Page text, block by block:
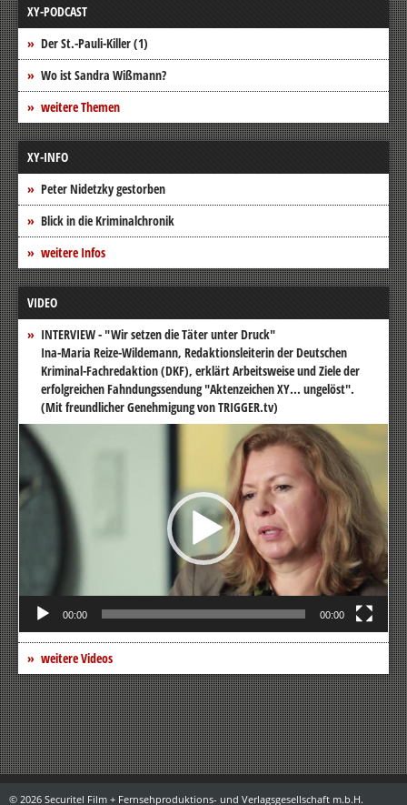
XY-PODCAST
Der St.-Pauli-Killer (1)
Wo ist Sandra Wißmann?
weitere Themen
XY-INFO
Peter Nidetzky gestorben
Blick in die Kriminalchronik
weitere Infos
VIDEO
INTERVIEW - "Wir setzen die Täter unter Druck"
Ina-Maria Reize-Wildemann, Redaktionsleiterin der Deutschen
Kriminal-Fachredaktion (DKF), erklärt Arbeitsweise und Ziele der
erfolgreichen Fahndungssendung "Aktenzeichen XY... ungelöst".
(Mit freundlicher Genehmigung von TRIGGER.tv)
Video-
Player
00:00 00:00
weitere Videos
© 2026 Securitel Film + Fernsehproduktions- und Verlagsgesellschaft m.b.H.